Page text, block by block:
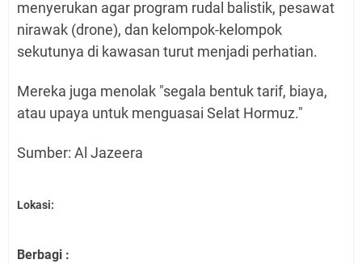
menyerukan agar program rudal balistik, pesawat
nirawak (drone), dan kelompok-kelompok
sekutunya di kawasan turut menjadi perhatian.
Mereka juga menolak "segala bentuk tarif, biaya,
atau upaya untuk menguasai Selat Hormuz."
Sumber: Al Jazeera
Lokasi:
Berbagi :